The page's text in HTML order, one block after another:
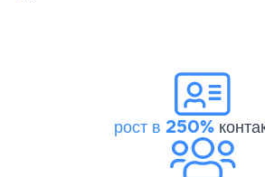
рост в 250%